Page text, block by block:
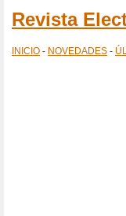
Revista
INICIO - NOVEDADES -